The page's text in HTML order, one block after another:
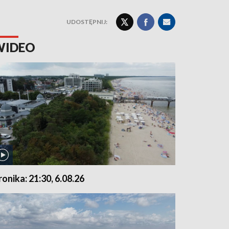
UDOSTĘPNIJ:
21:30, 6.08.26